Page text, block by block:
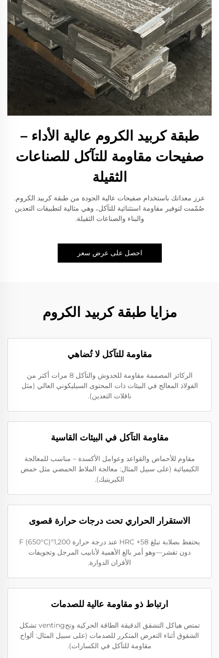
طبقة كربيد الكروم عالية الأداء –
صفيحات مقاومة للتآكل للصناعات
الثقيلة
عزز معداتك باستخدام صفيحات عالية الجودة من طبقة كربيد الكروم.
صُمّمت لتوفير مقاومة استثنائية للتآكل، وهي مثالية لتطبيقات التعدين
والبناء والصناعات الثقيلة.
احصل على عرض سعر
مزايا طبقة كربيد الكروم
مقاومة للتآكل لا تُضاهي
الركائز المصممة مقاومة للخدوش والتآكل 8 مرات أكثر من
الفولاذ المعالج في البيئات ذات المحتوى السيليكوني العالي (مثل
ناقلات التعدين).
مقاومة التآكل في البيئات القاسية
مقاوم للأحماض والقواعد وعوامل الأكسدة – مناسب للمعالجة
الكيميائية (على سبيل المثال: معالجة الملاط الحمضي مثل حمض
الكبريتيك).
الاستقرار الحراري تحت درجات حرارة قصوى
يحتفظ بصلابة تبلغ 58+ HRC عند درجة حرارة 1,200°F (650°C)
دون تقشر—وهو أمر بالغ الأهمية لأنابيب المرجل وتجويفات
الأفران الدوارة.
ارتباط ذو مقاومة عالية للصدمات
تمتص هياكل التشقق الدقيقة الطاقة الحركية وتحventing تشكل
الشقوق أثناء التعرض المتكرر للصدمات (على سبيل المثال: ألواح
مقاومة للتآكل في الكسارات).